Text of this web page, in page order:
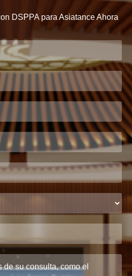
DSPPA para Asiatance Ahora